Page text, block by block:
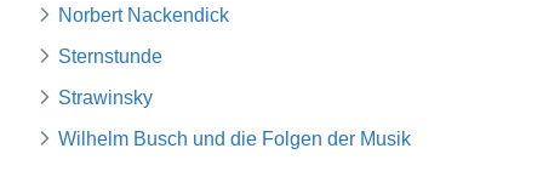
Norbert Nackendick
Sternstunde
Strawinsky
Wilhelm Busch und die Folgen der Musik